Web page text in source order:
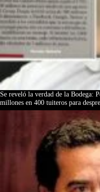
Se reveló la verdad de la Bodega:
millones en 400 tuiteros para